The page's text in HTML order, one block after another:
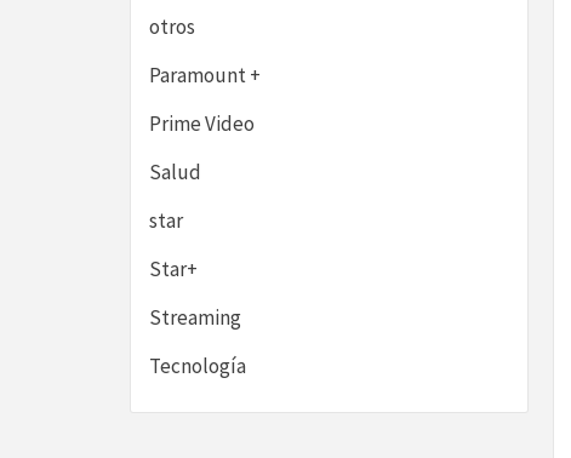
otros
Paramount +
Prime Video
Salud
star
Star+
Streaming
Tecnología